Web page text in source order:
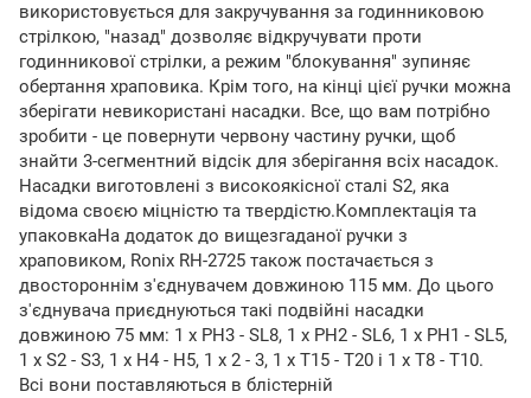
використовується для закручування за годинниковою
стрілкою, "назад" дозволяє відкручувати проти
годинникової стрілки, а режим "блокування" зупиняє
обертання храповика. Крім того, на кінці цієї ручки можна
зберігати невикористані насадки. Все, що вам потрібно
зробити - це повернути червону частину ручки, щоб
знайти 3-сегментний відсік для зберігання всіх насадок.
Насадки виготовлені з високоякісної сталі S2, яка
відома своєю міцністю та твердістю.Комплектація та
упаковкаНа додаток до вищезгаданої ручки з
храповиком, Ronix RH-2725 також постачається з
двостороннім з'єднувачем довжиною 115 мм. До цього
з'єднувача приєднуються такі подвійні насадки
довжиною 75 мм: 1 х PH3 - SL8, 1 х PH2 - SL6, 1 х PH1 - SL5,
1 х S2 - S3, 1 х H4 - H5, 1 х 2 - 3, 1 х T15 - T20 і 1 х T8 - T10.
Всі вони поставляються в блістерній